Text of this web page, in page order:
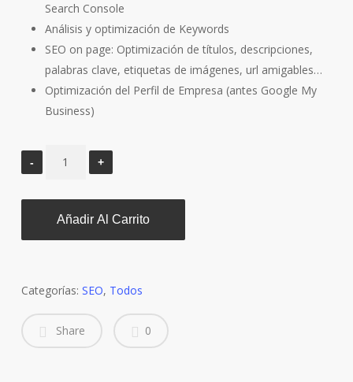
Search Console
Análisis y optimización de Keywords
SEO on page: Optimización de títulos, descripciones,
palabras clave, etiquetas de imágenes, url amigables…
Optimización del Perfil de Empresa (antes Google My
Business)
Añadir Al Carrito
Categorías: SEO, Todos
Share 0